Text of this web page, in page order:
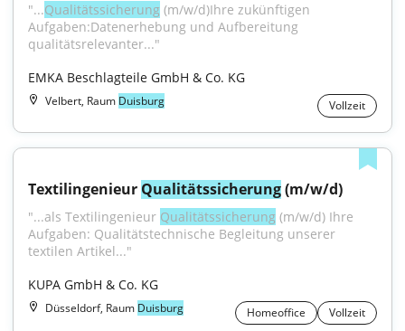
"...Qualitätssicherung (m/w/d)Ihre zukünftigen
Aufgaben:Datenerhebung und Aufbereitung
qualitätsrelevanter..."
EMKA Beschlagteile GmbH & Co. KG
Velbert, Raum Duisburg Vollzeit
Textilingenieur Qualitätssicherung (m/w/d)
"...als Textilingenieur Qualitätssicherung (m/w/d) Ihre
Aufgaben: Qualitätstechnische Begleitung unserer
textilen Artikel..."
KUPA GmbH & Co. KG
Düsseldorf, Raum Duisburg Homeoffice Vollzeit